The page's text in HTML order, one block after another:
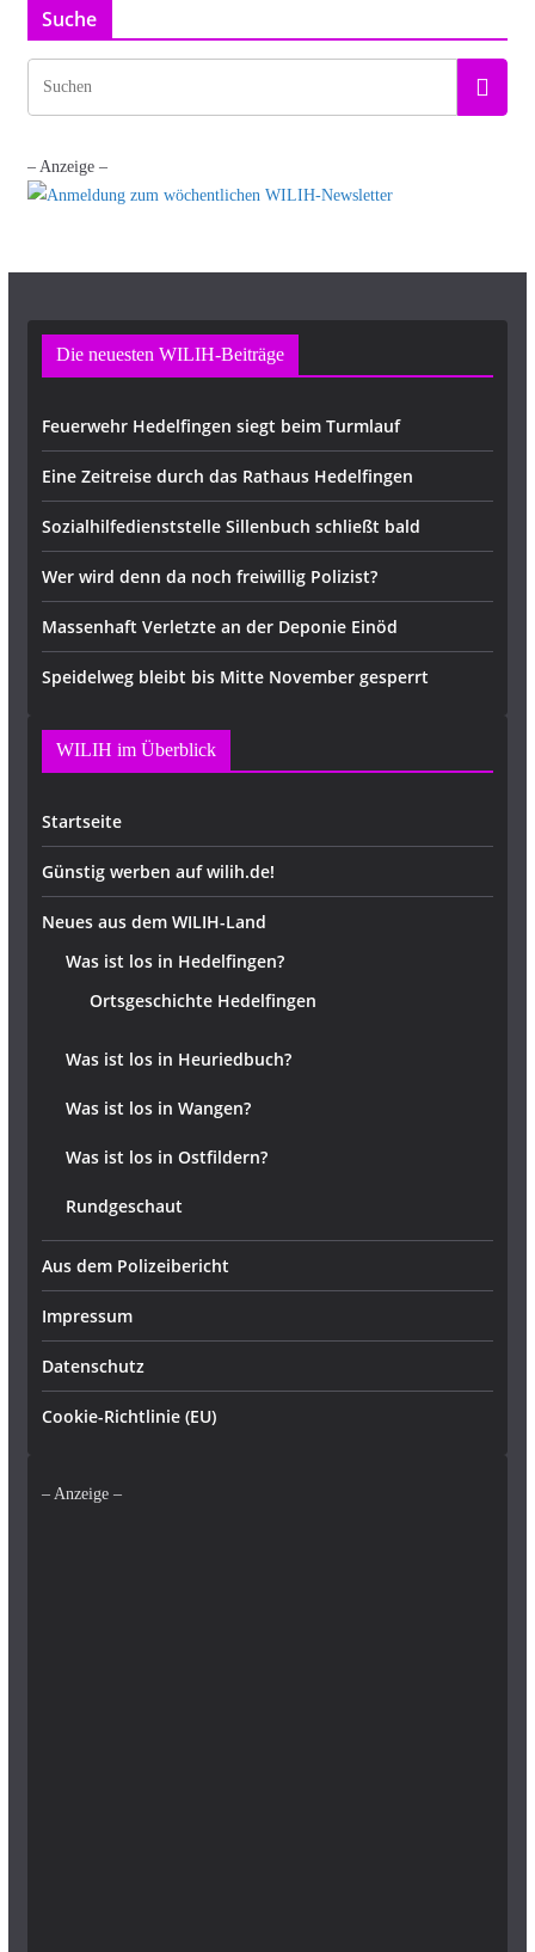
Suche
– Anzeige –
Die neuesten WILIH-Beiträge
Feuerwehr Hedelfingen siegt beim Turmlauf
Eine Zeitreise durch das Rathaus Hedelfingen
Sozialhilfedienststelle Sillenbuch schließt bald
Wer wird denn da noch freiwillig Polizist?
Massenhaft Verletzte an der Deponie Einöd
Speidelweg bleibt bis Mitte November gesperrt
WILIH im Überblick
Startseite
Günstig werben auf wilih.de!
Neues aus dem WILIH-Land
Was ist los in Hedelfingen?
Ortsgeschichte Hedelfingen
Was ist los in Heuriedbuch?
Was ist los in Wangen?
Was ist los in Ostfildern?
Rundgeschaut
Aus dem Polizeibericht
Impressum
Datenschutz
Cookie-Richtlinie (EU)
– Anzeige –